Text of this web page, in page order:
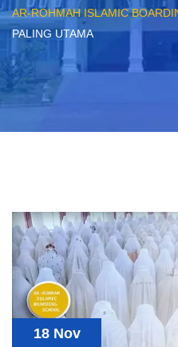
AR-ROHMAH ISLAMIC
PALING UTAMA
18 Nov